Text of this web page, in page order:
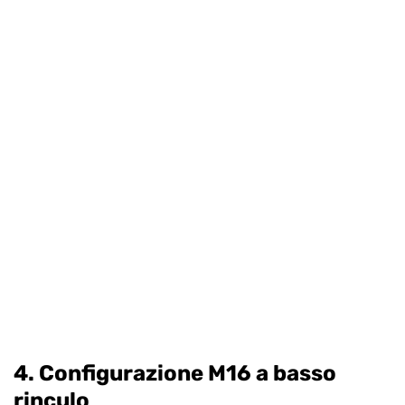
4. Configurazione M16 a basso